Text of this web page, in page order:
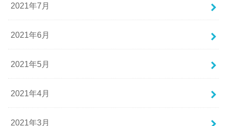
2021年7月
2021年6月
2021年5月
2021年4月
2021年3月